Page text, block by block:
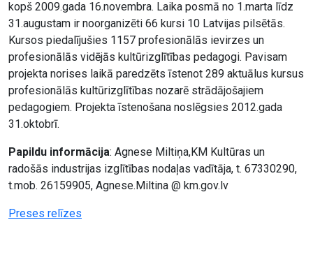
kopš 2009.gada 16.novembra. Laika posmā no 1.marta līdz
31.augustam ir noorganizēti 66 kursi 10 Latvijas pilsētās.
Kursos piedalījušies 1157 profesionālās ievirzes un
profesionālās vidējās kultūrizglītības pedagogi. Pavisam
projekta norises laikā paredzēts īstenot 289 aktuālus kursus
profesionālās kultūrizglītības nozarē strādājošajiem
pedagogiem. Projekta īstenošana noslēgsies 2012.gada
31.oktobrī.
Papildu informācija: Agnese Miltiņa,KM Kultūras un
radošās industrijas izglītības nodaļas vadītāja, t. 67330290,
t.mob. 26159905, Agnese.Miltina @ km.gov.lv
Preses relīzes